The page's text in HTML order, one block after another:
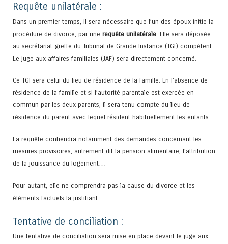
Requête unilatérale :
Dans un premier temps, il sera nécessaire que l’un des époux initie la
procédure de divorce, par une requête unilatérale . Elle sera déposée
au secrétariat-greffe du Tribunal de Grande Instance (TGI) compétent.
Le juge aux affaires familiales (JAF) sera directement concerné.
Ce TGI sera celui du lieu de résidence de la famille. En l’absence de
résidence de la famille et si l’autorité parentale est exercée en
commun par les deux parents, il sera tenu compte du lieu de
résidence du parent avec lequel résident habituellement les enfants.
La requête contiendra notamment des demandes concernant les
mesures provisoires, autrement dit la pension alimentaire, l’attribution
de la jouissance du logement…
Pour autant, elle ne comprendra pas la cause du divorce et les
éléments factuels la justifiant.
Tentative de conciliation :
Une tentative de conciliation sera mise en place devant le juge aux